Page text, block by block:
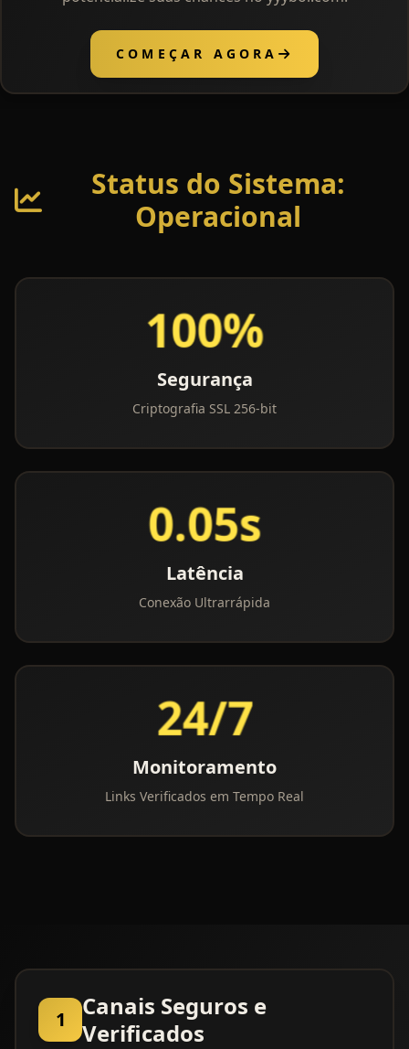
COMEÇAR AGORA
Status do Sistema:
Operacional
100%
Segurança
Criptografia SSL 256-bit
0.05s
Latência
Conexão Ultrarrápida
24/7
Monitoramento
Links Verificados em Tempo Real
1
Canais Seguros e
Verificados